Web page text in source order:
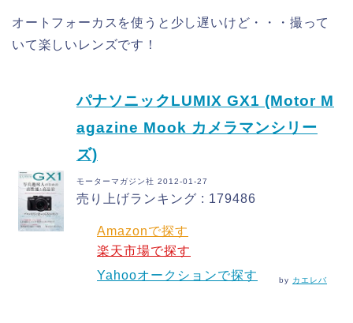
オートフォーカスを使うと少し遅いけど・・・撮って
いて楽しいレンズです！
パナソニックLUMIX GX1 (Motor M
agazine Mook カメラマンシリー
ズ)
モーターマガジン社 2012-01-27
売り上げランキング : 179486
Amazonで探す
楽天市場で探す
Yahooオークションで探す
by カエレバ